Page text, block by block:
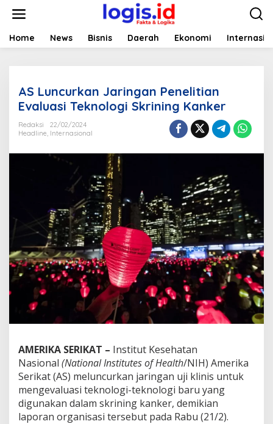
t
Home News Bisnis Daerah Ekonomi
AS Luncurkan Jaringan Penelitian
Evaluasi Teknologi Skrining Kanker
Redaksi
22/02/2024
Headline, Internasional
AMERIKA SERIKAT – Institut Kesehatan
Nasional (National Institutes of Health/NIH) Amerika
Serikat (AS) meluncurkan jaringan uji klinis untuk
mengevaluasi teknologi-teknologi baru yang
digunakan dalam skrining kanker, demikian
laporan organisasi tersebut pada Rabu (21/2).